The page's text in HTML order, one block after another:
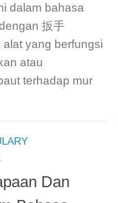
dalam bahasa
扳手
alat yang berfungsi
atau
terhadap mur
Dan